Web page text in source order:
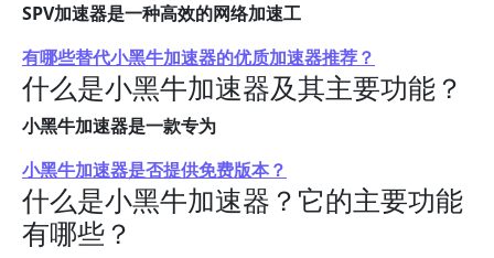
SPV加速器是一种高效的网络加速工
有哪些替代小黑牛加速器的优质加速器推荐？
什么是小黑牛加速器及其主要功能？
小黑牛加速器是一款专为
小黑牛加速器是否提供免费版本？
什么是小黑牛加速器？它的主要功能
有哪些？